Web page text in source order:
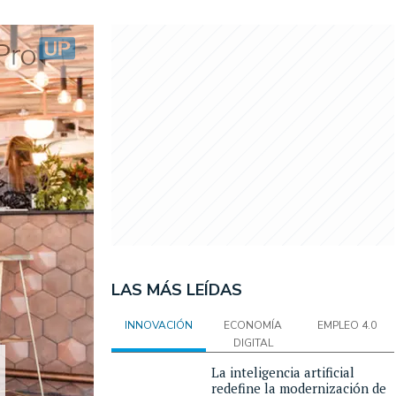
LAS MÁS LEÍDAS
INNOVACIÓN
ECONOMÍA
DIGITAL
EMPLEO 4.0
La inteligencia artificial
redefine la modernización de